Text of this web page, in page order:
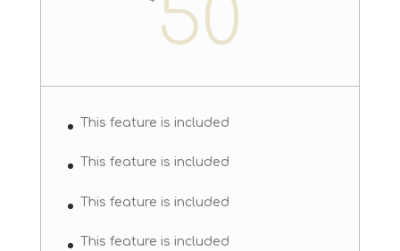
50
This feature is included
This feature is included
This feature is included
This feature is included